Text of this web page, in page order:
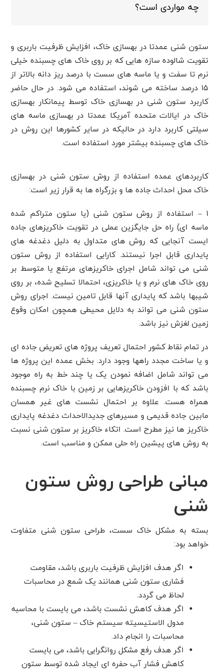
چه مواردی است؟
ستون شنی عمدتا در بهسازی خاک، افزایش ظرفیت باربری و
تقویت شالوده سازه هایی که بر روی خاک های چسبنده خیلی
نرم تا سفت و یا ماسه های سست با درصد ریز دانه بالاتر از
۱۵ درصد ساخته می شوند، استفاده می شود. در حال حاضر
کاربرد ستون شنی در بهسازی خاک توسط پیمانکار بهسازی
خاک در ایالات متحده آمریکا عمدتا در بهسازی ماسه های
سیلتی کاربرد دارد در حالیکه در سایر کشورها این روش در
خاک های چسبنده بیشتر مورد استفاده است.
کاربردهای عمده استفاده از روش ستون شنی در بهسازی
خاک محل احداث جاده ها و بزرگراه ها به قرار زیر است:
۱ – استفاده از روش ستون شنی (یا ستون متراکم شده
ماسه ای) راه حل جایگزین عملی در تقویت خاکریزهای جاده
ایست آنجایی که روش های متداول به دلیل دغدغه های
پایداری قابل اجرا نیستند. کارایی استفاده از روش ستون
شنی می تواند شامل اجرای خاکریزهای مرتفع یا متوسط بر
روی خاک های نرم و یا خاکریزی، احتمالا تسلیح شده، بر روی
شیبها باشد که پایداری آنها قابل تامین نیست. اجرای روش
ستون شنی می تواند به دلایل محیطی همچون امکان وقوع
زمین لغزش نیز باشد.
در تمام نقاط کشور احتمال تعریف پروژه های تعریض جاده ای
و یا ساخت مجدد راهها وجود دارد. بخش عمده این پروژه ها
می تواند شامل اضافه نمودن یک یا چند خط به راه موجود
باشد که با افزودن خاکریزهایی بر زمین با خاک نرم چسبنده
همراه هست. علاوه بر احتمال نشست های غیر همسان
مابین جاده قدیمی و مسیرهای جدیدالاحداث دغدغه پایداری
خاکریز ها نیز مطرح است. اتکاء خاکریز بر ستون شنی نسبت
به روش های پیشین راه حلی ممکن و مناسب است.
مبانی طراحی روش ستون
شنی
بسته به مشکل خاک سست، طراحی ستون شنی متفاوت
خواهد بود:
اگر هدف افزایش ظرفیت باربری باشد، مقاومت
فشاری ستون شنی همانند یک شمع در محاسبات
لحاظ می گردد.
اگر هدف کاهش نشست باشد، می بایست با محاسبه
مدول الاستیسیته سیستم خاک – ستون شنی،
محاسبات را انجام داد.
اگر هدف رفع مشکل روانگرایی باشد، می بایست
کاهش فشار آب حفره ای ایجاد شده توسط ستون